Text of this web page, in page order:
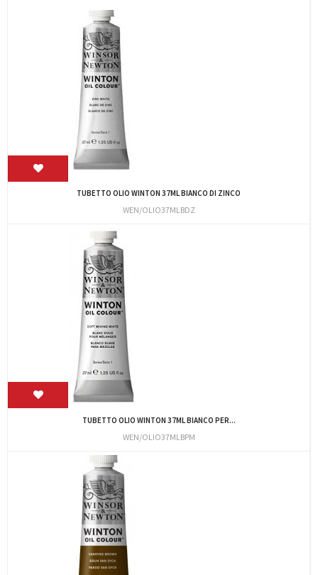
TUBETTO OLIO WINTON 37ML BIANCO DI ZINCO
WEN/OLIO37MLBDZ
TUBETTO OLIO WINTON 37ML BIANCO PER...
WEN/OLIO37MLBPM